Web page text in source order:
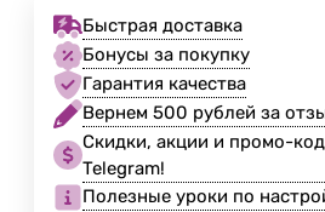
Быстрая доставка
Бонусы за покупку
Гарантия качества
Вернем 500 рублей за
Скидки, акции и промо-
Telegram!
Полезные уроки по